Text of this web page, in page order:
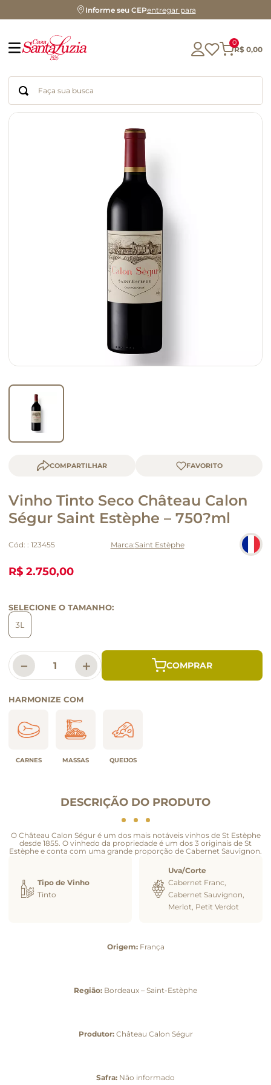
Informe seu CEPentregar para
0
R$ 0,00
Faça sua busca
COMPARTILHAR
Vinho Tinto Seco Château Calon
Ségur Saint Estèphe – 750?ml
Cód: : 123455 Saint Estèphe
R$ 2.750,00
SELECIONE O TAMANHO:
3L
＋
－
HARMONIZE COM
CARNES MASSAS QUEIJOS
DESCRIÇÃO DO PRODUTO
O Château Calon Ségur é um dos mais notáveis vinhos de St Estèphe
desde 1855. O vinhedo da propriedade é um dos 3 originais de St
Estèphe e conta com uma grande proporção de Cabernet Sauvignon.
Tipo de Vinho
Tinto
Uva/Corte
Cabernet Franc,
Cabernet Sauvignon,
Merlot, Petit Verdot
Origem:França
Região: Bordeaux – Saint-Estèphe
Produtor:Château Calon Ségur
Safra: Não informado